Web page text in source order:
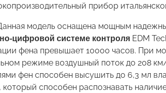
прибор
модель оснащена мощным
цифровой системе контроля EDM
фена превышает 10000 часов. При
режиме воздушный поток до 208
фен способен высушить до 6,3 мл
который способен распознавать